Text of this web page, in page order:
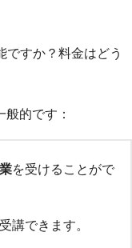
ですか？料金はどう
的です：
を受けることがで
講できます。